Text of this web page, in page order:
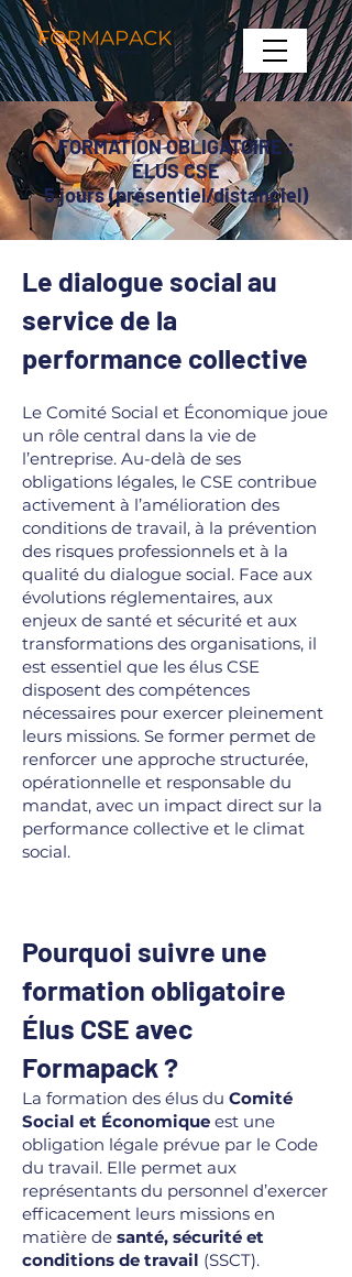
FORMATION OBLIGATOIRE :
ÉLUS CSE
5 jours (présentiel/distanciel)
Le dialogue social au
service de la
performance collective
Le Comité Social et Économique joue
un rôle central dans la vie de
l’entreprise. Au-delà de ses
obligations légales, le CSE contribue
activement à l’amélioration des
conditions de travail, à la prévention
des risques professionnels et à la
qualité du dialogue social. Face aux
évolutions réglementaires, aux
enjeux de santé et sécurité et aux
transformations des organisations, il
est essentiel que les élus CSE
disposent des compétences
nécessaires pour exercer pleinement
leurs missions. Se former permet de
renforcer une approche structurée,
opérationnelle et responsable du
mandat, avec un impact direct sur la
performance collective et le climat
social.
Pourquoi suivre une
formation obligatoire
Élus CSE avec
Formapack ?
La formation des élus du Comité
Social et Économique est une
obligation légale prévue par le Code
du travail. Elle permet aux
représentants du personnel d’exercer
efficacement leurs missions en
matière de santé, sécurité et
conditions de travail (SSCT).